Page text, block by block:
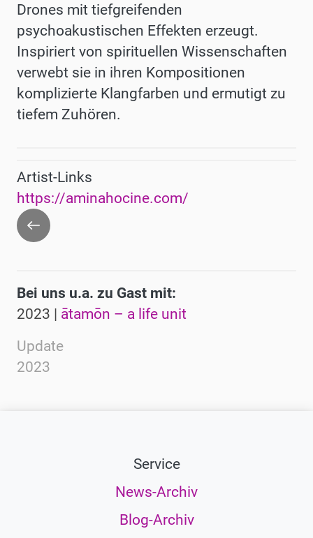
Drones mit tiefgreifenden
psychoakustischen Effekten erzeugt.
Inspiriert von spirituellen Wissenschaften
verwebt sie in ihren Kompositionen
komplizierte Klangfarben und ermutigt zu
tiefem Zuhören.
Artist-Links
https://aminahocine.com/
Zurück
Bei uns u.a. zu Gast mit:
2023 | ātamōn – a life unit
Update
2023
Service
News-Archiv
Blog-Archiv